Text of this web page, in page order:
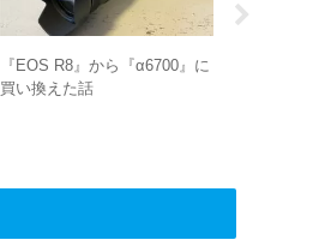
『EOS R8』から『α6700』に
買い換えた話